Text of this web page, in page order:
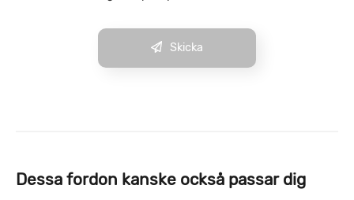
Skicka
Dessa fordon kanske också passar dig